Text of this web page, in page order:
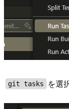
git tasks を選